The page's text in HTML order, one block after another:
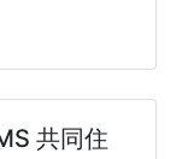
共同住